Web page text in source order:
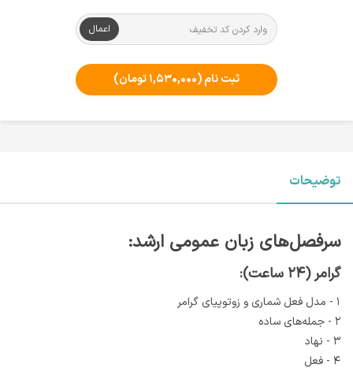
اعمال
ثبت نام(۱,۵۳۰,۰۰۰ تومان)
توضیحات
سرفصل‌های زبان عمومی ارشد:
گرامر (۲۴ ساعت):
۱ - مدل فعل شماری و زوتوپیای گرامر
۲ - جمله‌های ساده
۳ - نهاد
۴ - فعل